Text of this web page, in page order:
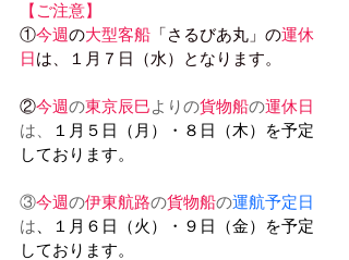
【ご注意】
①今週の大型客船 「さるびあ丸」の運休
日は、１月７日（水）となります。
②今週の東京辰巳よりの貨物船の運休日
は、
１月５日（月）・８日（木）を予定
しております。
③今週の伊東航路の貨物船の運航予定日
は 、１月６日（火）・９日（金）を予定
しております。